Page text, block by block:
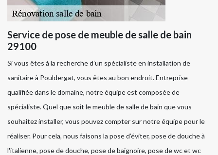
Service de pose de meuble de salle de bain
29100
Si vous êtes à la recherche d’un spécialiste en installation de
sanitaire à Pouldergat, vous êtes au bon endroit. Entreprise
qualifiée dans le domaine, notre équipe est composée de
spécialiste. Quel que soit le meuble de salle de bain que vous
souhaitez installer, vous pouvez compter sur notre équipe pour le
réaliser. Pour cela, nous faisons la pose d’éviter, pose de douche à
l'italienne, pose de douche, pose de baignoire, pose de wc et wc